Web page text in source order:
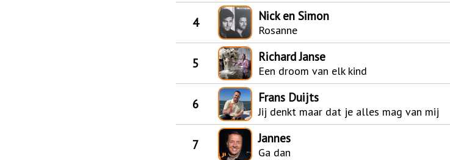
4 Nick en Simon
Rosanne
5 Richard Janse
Een droom van elk kind
6 Frans Duijts
Jij denkt maar dat je alles mag van mij
7 Jannes
Ga dan